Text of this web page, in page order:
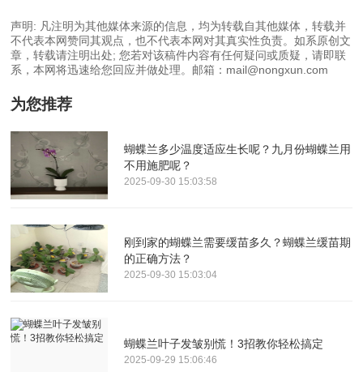
声明: 凡注明为其他媒体来源的信息，均为转载自其他媒体，转载并
不代表本网赞同其观点，也不代表本网对其真实性负责。如系原创文
章，转载请注明出处; 您若对该稿件内容有任何疑问或质疑，请即联
系，本网将迅速给您回应并做处理。邮箱：mail@nongxun.com
为您推荐
蝴蝶兰多少温度适应生长呢？九月份蝴蝶兰用
不用施肥呢？
2025-09-30 15:03:58
刚到家的蝴蝶兰需要缓苗多久？蝴蝶兰缓苗期
的正确方法？
2025-09-30 15:03:04
蝴蝶兰叶子发皱别慌！3招教你轻松搞定
2025-09-29 15:06:46